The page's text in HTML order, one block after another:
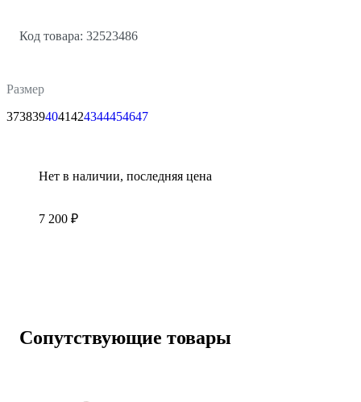
Код товара: 32523486
Размер
3738394041424344454647
Нет в наличии, последняя цена
7 200 ₽
Сопутствующие товары